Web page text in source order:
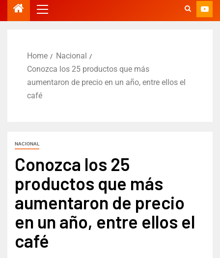
Home
Nacional
Conozca los 25 productos que más
aumentaron de precio en un año, entre ellos el
café
NACIONAL
Conozca los 25
productos que más
aumentaron de precio
en un año, entre ellos el
café